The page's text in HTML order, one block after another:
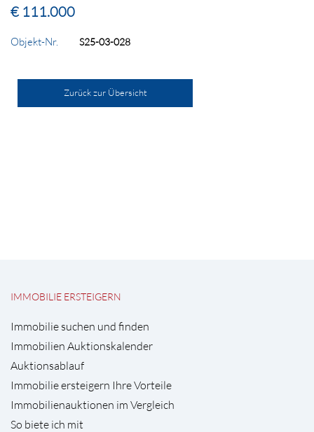
€ 111.000
Objekt-Nr. S25-03-028
Zurück zur Übersicht
IMMOBILIE ERSTEIGERN
Immobilie suchen und finden
Immobilien Auktionskalender
Auktionsablauf
Immobilie ersteigern Ihre Vorteile
Immobilienauktionen im Vergleich
So biete ich mit